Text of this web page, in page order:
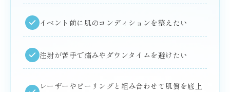
イベント前に肌のコンディションを整えたい
注射が苦手で痛みやダウンタイムを避けたい
レーザーやピーリングと組み合わせて肌質を底上